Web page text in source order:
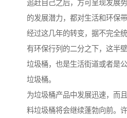
追赶自己之后，方可呈现发展
的发展潜力，都对生活和环保
经过这几年的转变，据不完全
有环保行列的二分之下，这半
垃圾桶，也是生活街道或者是
垃圾桶。
为垃圾桶产品中发展迅速，而
料垃圾桶将会继续蓬勃向前。